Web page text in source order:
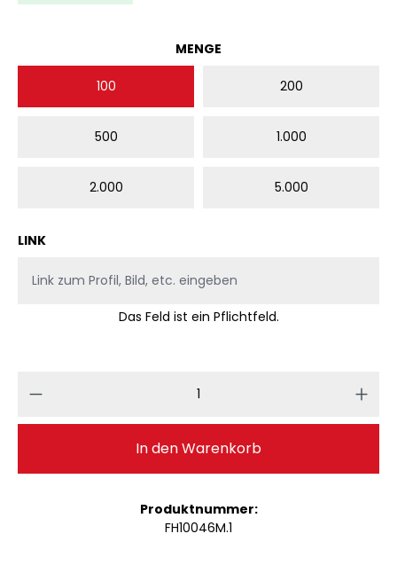
MENGE
100 200
500 1.000
2.000 5.000
LINK
Das Feld ist ein Pflichtfeld.
Produkt Anzahl: Gib den
In den Warenkorb
Produktnummer:
FH10046M.1